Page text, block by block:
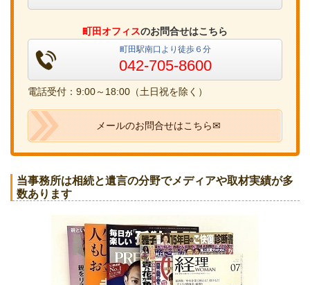
町田オフィスのお問合せはこちら
町田駅南口より徒歩６分
042-705-8600
電話受付：9:00～18:00（土日祝を除く）
メールのお問合せはこちら✉
当事務所は相続と遺言の分野でメディアや取材実績が多
数あります